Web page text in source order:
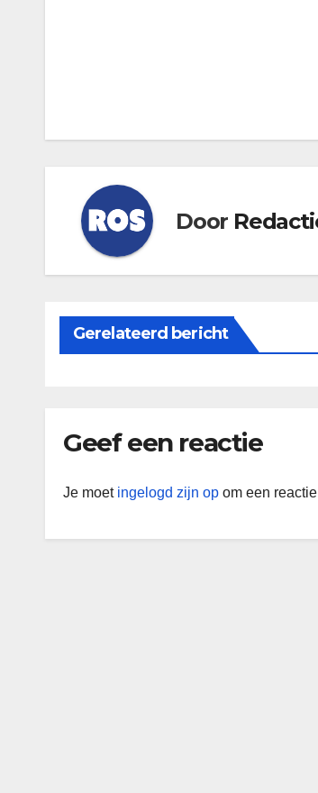
Door
Gerelateerd bericht
Geef een reactie
Je moet ingelogd zijn op om een